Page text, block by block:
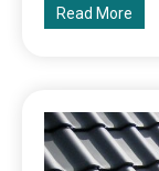
Read More